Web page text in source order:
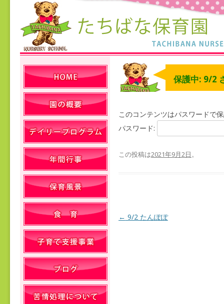
保護中: 9/2
このコンテンツはパスワードで
パスワード:
この投稿は2021年9月2日。
投稿ナビゲーション
← 9/2 たんぽぽ